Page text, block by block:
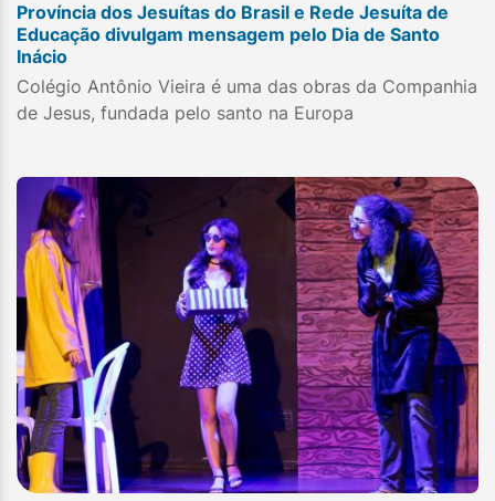
Província dos Jesuítas do Brasil e Rede Jesuíta de
Educação divulgam mensagem pelo Dia de Santo
Inácio
Colégio Antônio Vieira é uma das obras da Companhia
de Jesus, fundada pelo santo na Europa